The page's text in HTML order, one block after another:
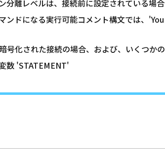
分離レベルは、接続前に設定されている場
ンドになる実行可能コメント構文では、
号化された接続の場合、および、いくつか
数 'STATEMENT'